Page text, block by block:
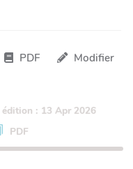
PDF Modifier
édition : 13 Apr 2026
PDF